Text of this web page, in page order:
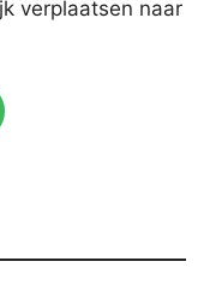
verplaatsen naar